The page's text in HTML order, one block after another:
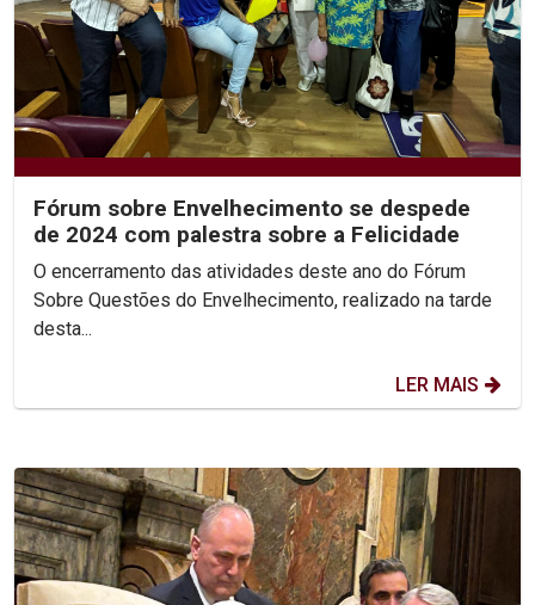
Fórum sobre Envelhecimento se despede
de 2024 com palestra sobre a Felicidade
O encerramento das atividades deste ano do Fórum
Sobre Questões do Envelhecimento, realizado na tarde
desta...
LER MAIS